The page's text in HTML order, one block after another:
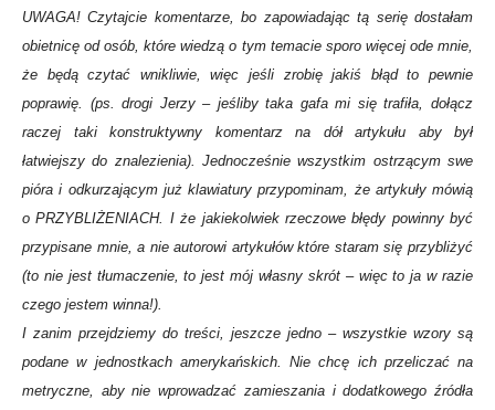
UWAGA! Czytajcie komentarze, bo zapowiadając tą serię dostałam
obietnicę od osób, które wiedzą o tym temacie sporo więcej ode mnie,
że będą czytać wnikliwie, więc jeśli zrobię jakiś błąd to pewnie
poprawię. (ps. drogi Jerzy – jeśliby taka gafa mi się trafiła, dołącz
raczej taki konstruktywny komentarz na dół artykułu aby był
łatwiejszy do znalezienia). Jednocześnie wszystkim ostrzącym swe
pióra i odkurzającym już klawiatury przypominam, że artykuły mówią
o PRZYBLIŻENIACH. I że jakiekolwiek rzeczowe błędy powinny być
przypisane mnie, a nie autorowi artykułów które staram się przybliżyć
(to nie jest tłumaczenie, to jest mój własny skrót – więc to ja w razie
czego jestem winna!).
I zanim przejdziemy do treści, jeszcze jedno – wszystkie wzory są
podane w jednostkach amerykańskich. Nie chcę ich przeliczać na
metryczne, aby nie wprowadzać zamieszania i dodatkowego źródła